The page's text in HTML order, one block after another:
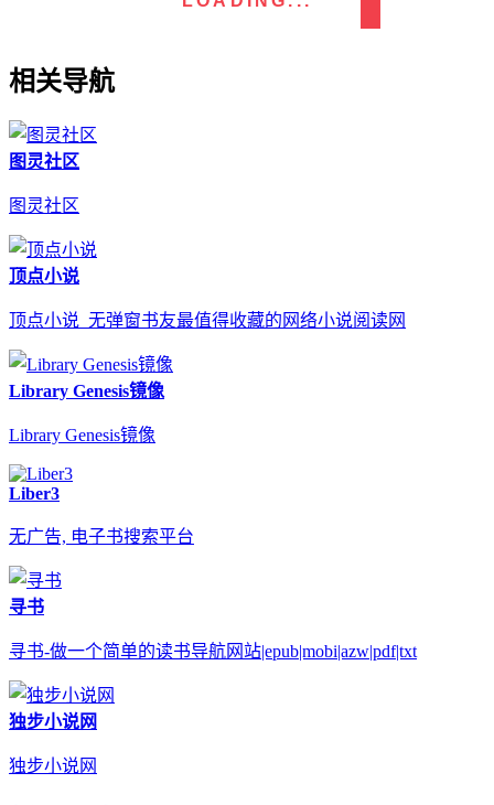
相关导航
图灵社区
图灵社区
顶点小说
顶点小说_无弹窗书友最值得收藏的网络小说阅读网
Library Genesis镜像
Library Genesis镜像
Liber3
无广告, 电子书搜索平台
寻书
寻书-做一个简单的读书导航网站|epub|mobi|azw|pdf|txt
独步小说网
独步小说网